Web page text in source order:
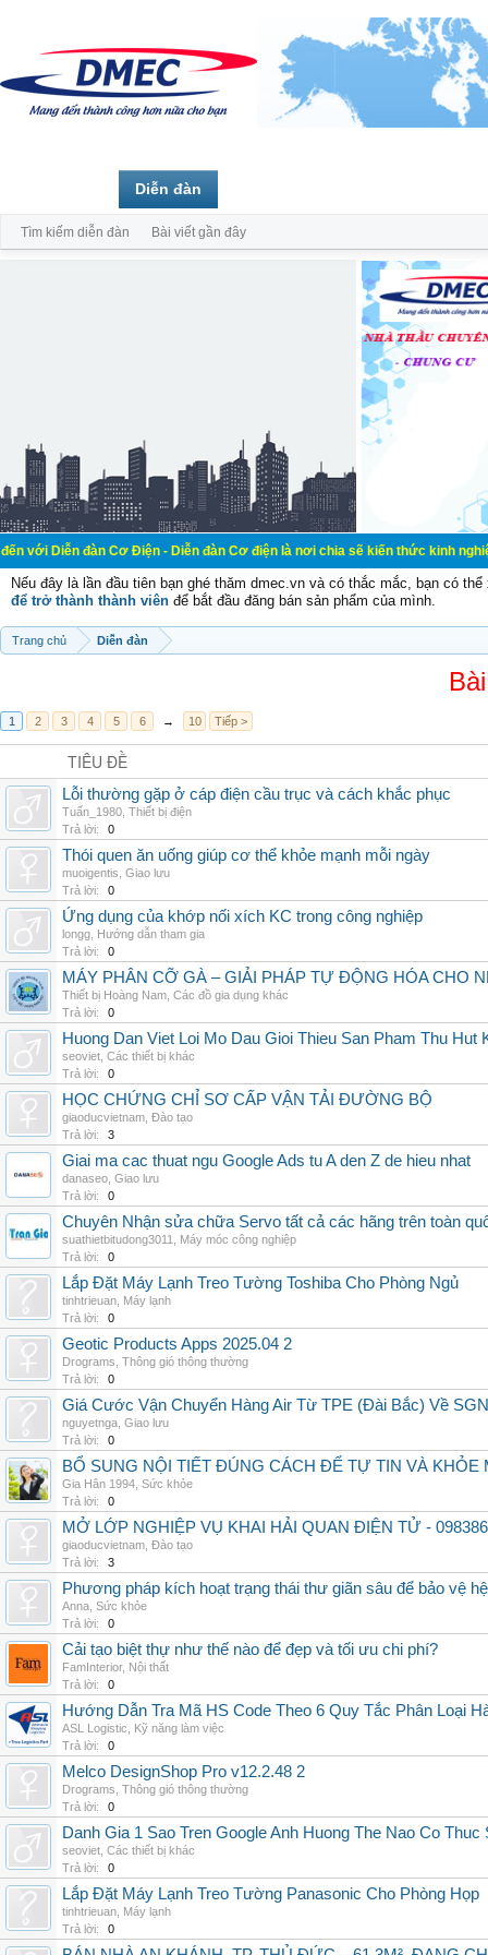
đàn Cơ Điện - Diễn đàn Cơ điện là nơi chia sẽ kiến thức kinh nghiệm
Nếu đây là lần đầu tiên bạn ghé thăm dmec.vn và có thắc mắc, bạn có
để trở thành thành viên để bắt đầu đăng bán sản phẩm của mình.
Trang chủ Diễn đàn
1 2 3 4 5 6 → 10 Tiếp >
TIÊU ĐỀ
Lỗi thường gặp ở cáp điện cầu trục và cách khắc phục
Tuấn_1980 Thiết bị điện
Trả lời:
0
Thói quen ăn uống giúp cơ thể khỏe mạnh mỗi ngày
muoigentis Giao lưu
Trả lời:
0
Ứng dụng của khớp nối xích KC trong công nghiệp
longg Hướng dẫn tham gia
Trả lời:
0
MÁY PHÂN CỠ GÀ – GIẢI PHÁP TỰ ĐỘNG HÓA CHO
Thiết bị Hoàng Nam Các đồ gia dụng khác
Trả lời:
0
Huong Dan Viet Loi Mo Dau Gioi Thieu San Pham Thu Hut
seoviet Các thiết bị khác
Trả lời:
0
HỌC CHỨNG CHỈ SƠ CẤP VẬN TẢI ĐƯỜNG BỘ
giaoducvietnam Đào tạo
Trả lời:
3
Giai ma cac thuat ngu Google Ads tu A den Z de hieu nhat
danaseo Giao lưu
Trả lời:
0
Chuyên Nhận sửa chữa Servo tất cả các hãng trên toàn
suathietbitudong3011
Máy móc công nghiệp
Trả lời:
0
Lắp Đặt Máy Lạnh Treo Tường Toshiba Cho Phòng Ngủ
tinhtrieuan Máy lạnh
Trả lời:
0
Geotic Products Apps 2025.04 2
Drograms Thông gió thông thường
Trả lời:
0
Giá Cước Vận Chuyển Hàng Air Từ TPE (Đài Bắc) Về SGN
nguyetnga Giao lưu
Trả lời:
0
BỔ SUNG NỘI TIẾT ĐÚNG CÁCH ĐỂ TỰ TIN VÀ KHỎE
Gia Hân 1994 Sức khỏe
Trả lời:
0
MỞ LỚP NGHIỆP VỤ KHAI HẢI QUAN ĐIỆN TỬ -
giaoducvietnam Đào tạo
Trả lời:
3
Phương pháp kích hoạt trạng thái thư giãn sâu để bảo vệ
Anna Sức khỏe
Trả lời:
0
Cải tạo biệt thự như thế nào để đẹp và tối ưu chi phí?
FamInterior, Nội thất
Trả lời:
0
Hướng Dẫn Tra Mã HS Code Theo 6 Quy Tắc Phân Loại
ASL Logistic
Kỹ năng làm việc
Trả lời:
0
Melco DesignShop Pro v12.2.48 2
Drograms Thông gió thông thường
Trả lời:
0
Danh Gia 1 Sao Tren Google Anh Huong The Nao Co Thuc
seoviet Các thiết bị khác
Trả lời:
0
Lắp Đặt Máy Lạnh Treo Tường Panasonic Cho Phòng Họp
tinhtrieuan Máy lạnh
Trả lời:
0
Diễn đàn
Tìm kiếm diễn đàn Bài viết gần đây